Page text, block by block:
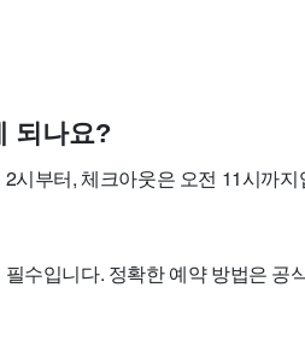
되나요?
시부터, 체크아웃은 오전 11시까지
수입니다. 정확한 예약 방법은 공